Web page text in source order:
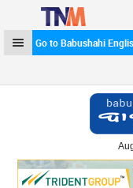
Go to Babushahi